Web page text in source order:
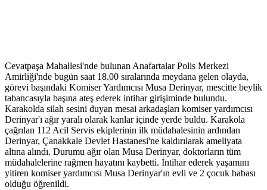
Cevatpaşa Mahallesi'nde bulunan Anafartalar Polis Merkezi
Amirliği'nde bugün saat 18.00 sıralarında meydana gelen olayda,
görevi başındaki Komiser Yardımcısı Musa Derinyar, mescitte beylik
tabancasıyla başına ateş ederek intihar girişiminde bulundu.
Karakolda silah sesini duyan mesai arkadaşları komiser yardımcısı
Derinyar'ı ağır yaralı olarak kanlar içinde yerde buldu. Karakola
çağrılan 112 Acil Servis ekiplerinin ilk müdahalesinin ardından
Derinyar, Çanakkale Devlet Hastanesi'ne kaldırılarak ameliyata
altına alındı. Durumu ağır olan Musa Derinyar, doktorların tüm
müdahalelerine rağmen hayatını kaybetti. İntihar ederek yaşamını
yitiren komiser yardımcısı Musa Derinyar'ın evli ve 2 çocuk babası
olduğu öğrenildi.